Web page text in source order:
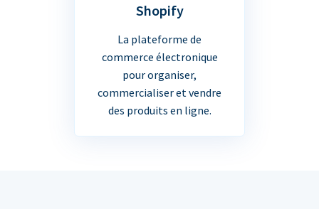
Shopify
La plateforme de
commerce électronique
pour organiser,
commercialiser et vendre
des produits en ligne.